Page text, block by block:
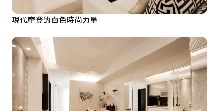
現代摩登的白色時尚力量